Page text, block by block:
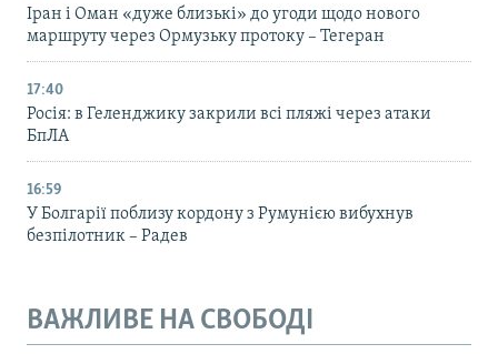
Іран і Оман «дуже близькі» до угоди щодо нового
маршруту через Ормузьку протоку – Тегеран
17:40
Росія: в Геленджику закрили всі пляжі через атаки
БпЛА
16:59
У Болгарії поблизу кордону з Румунією вибухнув
безпілотник – Радев
ВАЖЛИВЕ НА СВОБОДІ